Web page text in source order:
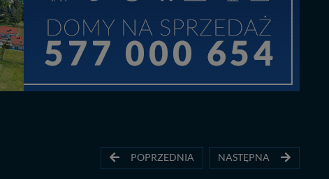
POPRZEDNIA NASTĘPNA